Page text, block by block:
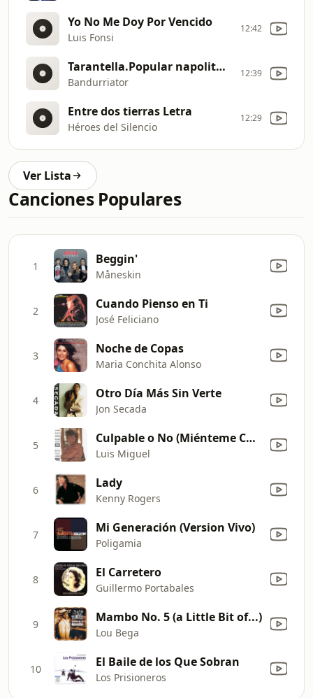
Yo No Me Doy Por Vencido
Luis Fonsi
12:42
Tarantella.Popular napolitana.Duo Gaudium
Bandurriator
12:39
Entre dos tierras Letra
Héroes del Silencio
12:29
Ver Lista
Canciones Populares
1 Beggin'
Måneskin
2 Cuando Pienso en Ti
José Feliciano
3 Noche de Copas
Maria Conchita Alonso
4 Otro Día Más Sin Verte
Jon Secada
5 Culpable o No (Miénteme Como Siempre)
Luis Miguel
6 Lady
Kenny Rogers
7 Mi Generación (Version Vivo)
Poligamia
8 El Carretero
Guillermo Portabales
9 Mambo No. 5 (a Little Bit of...)
Lou Bega
10 El Baile de los Que Sobran
Los Prisioneros